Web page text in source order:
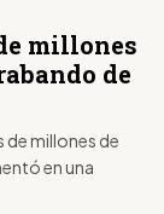
millones
de
de millones de
en una